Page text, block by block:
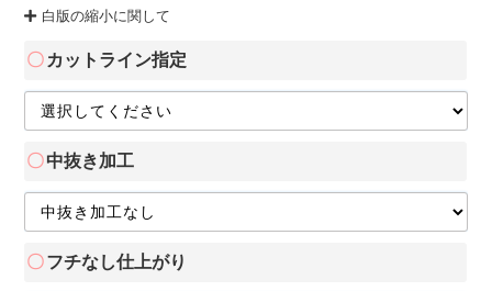
白版の縮小に関して
カットライン指定
中抜き加工
フチなし仕上がり